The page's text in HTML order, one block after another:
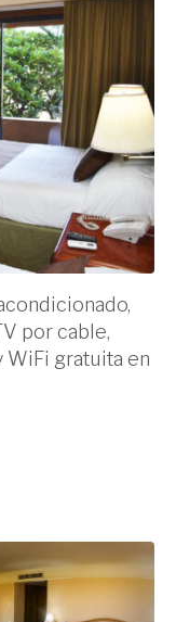
por cable,
WiFi gratuita en